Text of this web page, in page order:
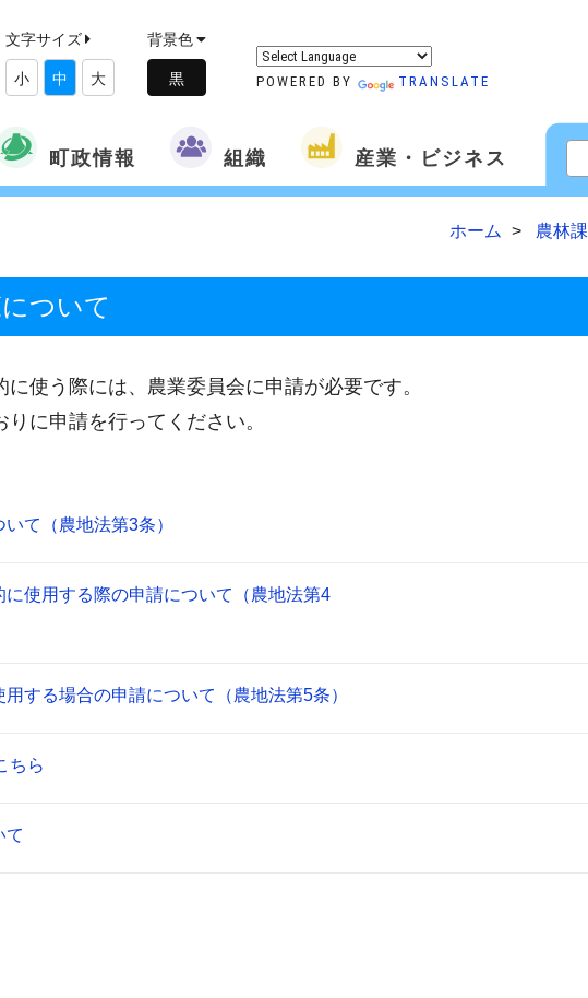
文字サイズ
小 中 大
背景色
POWERED BY TRANSLATE
町政情報 組織 産業・ビジネス
ホーム 農林課
ついて
使う際には、農業委員会に申請が必要です。
に申請を行ってください。
て（農地法第3条）
使用する際の申請について（農地法第4
する場合の申請について（農地法第5条）
ちら
て